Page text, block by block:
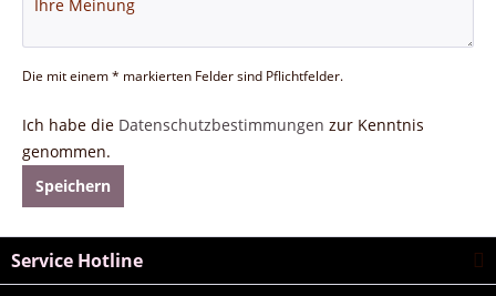
Die mit einem * markierten Felder sind Pflichtfelder.
Ich habe die Datenschutzbestimmungen zur Kenntnis
genommen.
Speichern
Service Hotline